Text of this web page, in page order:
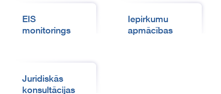
EIS
monitorings
Iepirkumu
apmācības
Juridiskās
konsultācijas